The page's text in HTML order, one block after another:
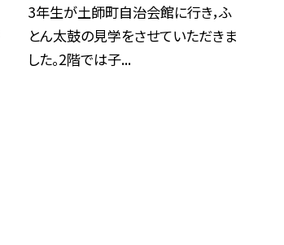
3年生が土師町自治会館に行き，ふ
とん太鼓の見学をさせていただきま
した。2階では子...